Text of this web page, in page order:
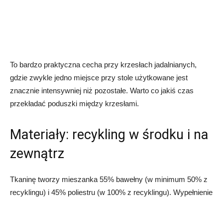
To bardzo praktyczna cecha przy krzesłach jadalnianych,
gdzie zwykle jedno miejsce przy stole użytkowane jest
znacznie intensywniej niż pozostałe. Warto co jakiś czas
przekładać poduszki między krzesłami.
Materiały: recykling w środku i na
zewnątrz
Tkaninę tworzy mieszanka 55% bawełny (w minimum 50% z
recyklingu) i 45% poliestru (w 100% z recyklingu). Wypełnienie